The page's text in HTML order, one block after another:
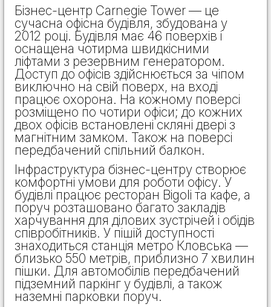
Бізнес-центр Carnegie Tower — це
сучасна офісна будівля, збудована у
2012 році. Будівля має 46 поверхів і
оснащена чотирма швидкісними
ліфтами з резервним генератором.
Доступ до офісів здійснюється за чіпом
виключно на свій поверх, на вході
працює охорона. На кожному поверсі
розміщено по чотири офіси; до кожних
двох офісів встановлені скляні двері з
магнітним замком. Також на поверсі
передбачений спільний балкон.
Інфраструктура бізнес-центру створює
комфортні умови для роботи офісу. У
будівлі працює ресторан Bigoli та кафе, а
поруч розташовано багато закладів
харчування для ділових зустрічей і обідів
співробітників. У пішій доступності
знаходиться станція метро Кловська —
близько 550 метрів, приблизно 7 хвилин
пішки. Для автомобілів передбачений
підземний паркінг у будівлі, а також
наземні парковки поруч.